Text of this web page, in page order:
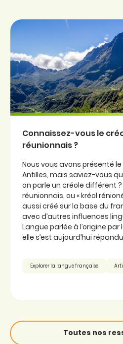
Connaissez-vous le
réunionnais ?
Nous vous avons présenté
Antilles, mais saviez-vous
on parle un créole différent ?
réunionnais, ou « kréol
aussi créé sur la base du
avec d’autres influences
Langue parlée à l’origine par
elle s’est aujourd’hui
Explorer la langue française
Toutes nos